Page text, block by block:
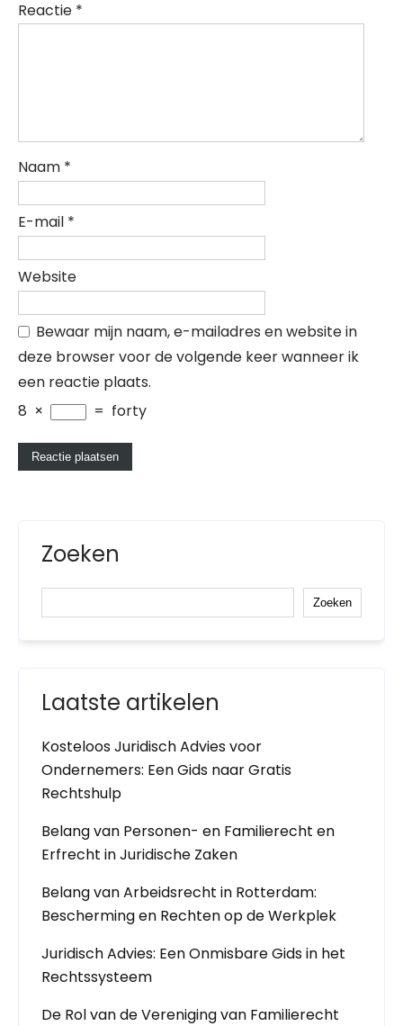
Reactie *
Naam *
E-mail *
Website
Bewaar mijn naam, e-mailadres en website in
deze browser voor de volgende keer wanneer ik
een reactie plaats.
8 × = forty
Zoeken
Zoeken
Laatste artikelen
Kosteloos Juridisch Advies voor
Ondernemers: Een Gids naar Gratis
Rechtshulp
Belang van Personen- en Familierecht en
Erfrecht in Juridische Zaken
Belang van Arbeidsrecht in Rotterdam:
Bescherming en Rechten op de Werkplek
Juridisch Advies: Een Onmisbare Gids in het
Rechtssysteem
De Rol van de Vereniging van Familierecht